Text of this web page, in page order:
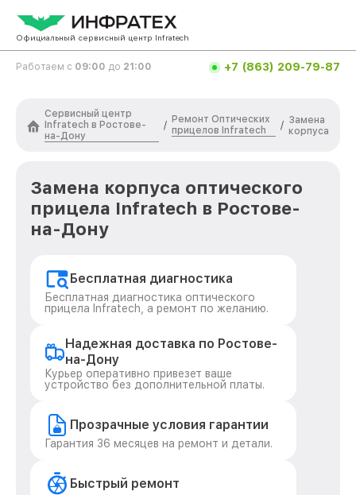
Официальный сервисный центр Infratech
Работаем с 09:00 до 21:00 +7 (863) 209-79-87
Сервисный центр
Infratech в Ростове-
на-Дону
/
Ремонт Оптических
прицелов Infratech
/ Замена
корпуса
Замена корпуса оптического
прицела Infratech в Ростове-
на-Дону
Бесплатная диагностика
Бесплатная диагностика оптического
прицела Infratech, а ремонт по желанию.
Надежная доставка по Ростове-
на-Дону
Курьер оперативно привезет ваше
устройство без дополнительной платы.
Прозрачные условия гарантии
Гарантия 36 месяцев на ремонт и детали.
Быстрый ремонт